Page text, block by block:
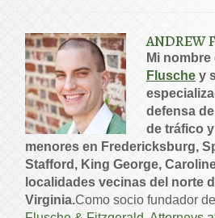
ANDREW
Mi nombre
Flusche y
defensa
de tráfico
menores en Fredericksburg,
Stafford, King George,
localidades vecinas del norte
Virginia.Como socio fundador